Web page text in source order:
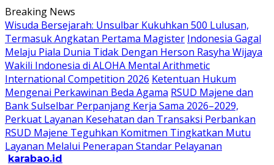
Langsung
ke
konten
Breaking News
Wisuda Bersejarah: Unsulbar Kukuhkan 500 Lulusan,
Termasuk Angkatan Pertama Magister Indonesia Gagal
Melaju Piala Dunia Tidak Dengan Herson Rasyha Wijaya
Wakili Indonesia di ALOHA Mental Arithmetic
International Competition 2026 Ketentuan Hukum
Mengenai Perkawinan Beda Agama RSUD Majene dan
Bank Sulselbar Perpanjang Kerja Sama 2026–2029,
Perkuat Layanan Kesehatan dan Transaksi Perbankan
RSUD Majene Teguhkan Komitmen Tingkatkan Mutu
Layanan Melalui Penerapan Standar Pelayanan
karabao.id